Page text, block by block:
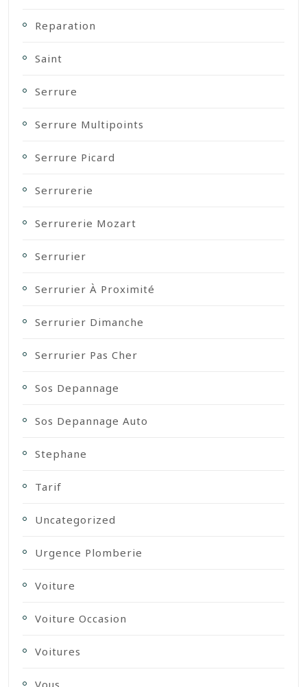
Reparation
Saint
Serrure
Serrure Multipoints
Serrure Picard
Serrurerie
Serrurerie Mozart
Serrurier
Serrurier À Proximité
Serrurier Dimanche
Serrurier Pas Cher
Sos Depannage
Sos Depannage Auto
Stephane
Tarif
Uncategorized
Urgence Plomberie
Voiture
Voiture Occasion
Voitures
Vous